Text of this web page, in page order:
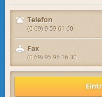
Telefon
(0 69) 9 59 61 60
Fax
(0 69) 95 96 16 30